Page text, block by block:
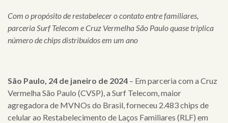
Com o propósito de restabelecer o contato entre familiares,
parceria Surf Telecom e Cruz Vermelha São Paulo quase triplica
número de chips distribuídos em um ano
São Paulo, 24 de janeiro de 2024 – Em parceria com a Cruz
Vermelha São Paulo (CVSP), a Surf Telecom, maior
agregadora de MVNOs do Brasil, forneceu 2.483 chips de
celular ao Restabelecimento de Laços Familiares (RLF) em